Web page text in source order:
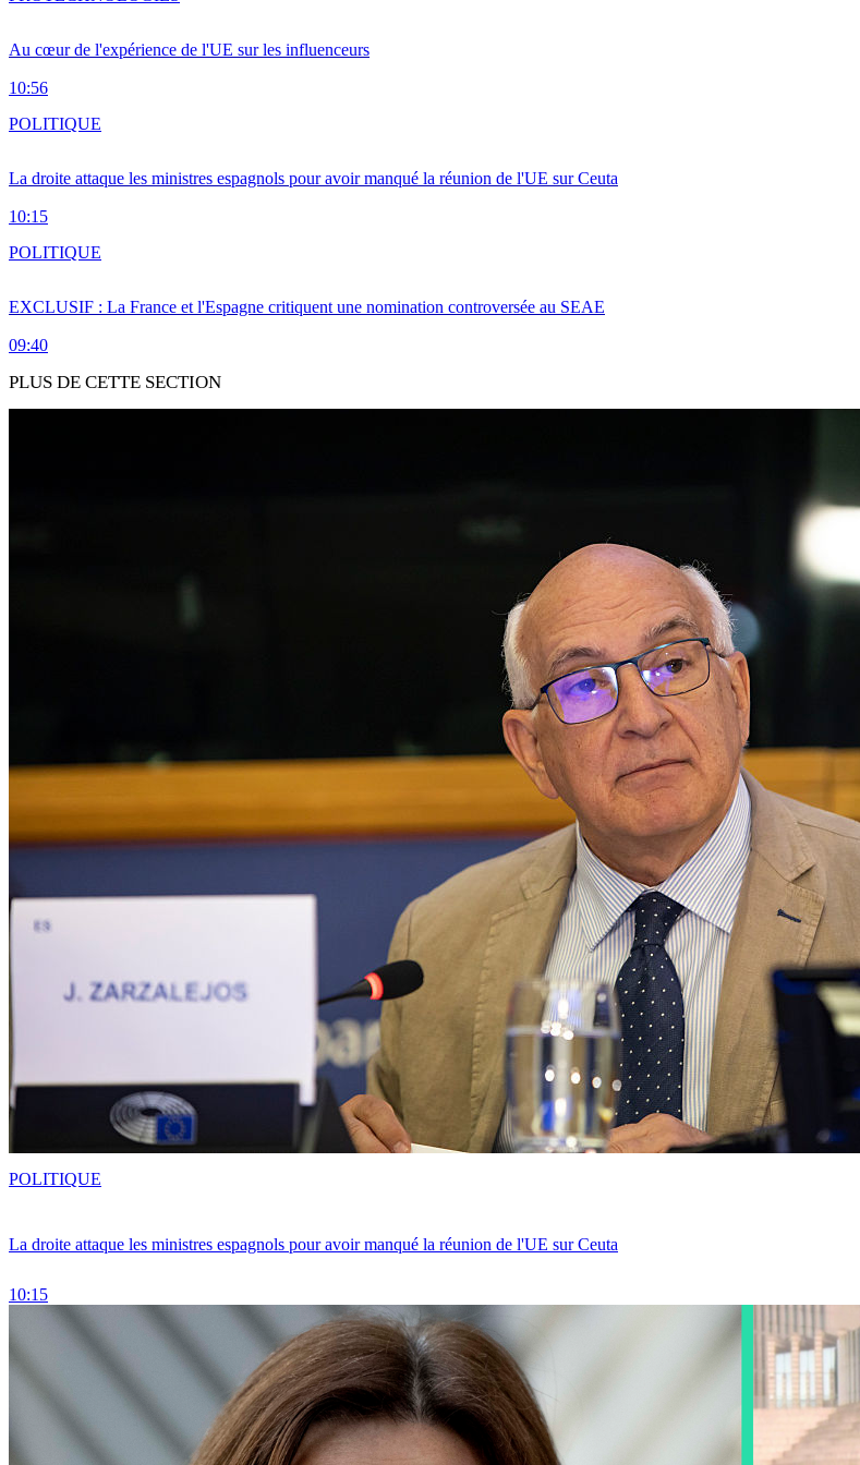
Au cœur de l'expérience de l'UE sur les influenceurs
10:56
La droite attaque les ministres espagnols pour avoir manqué la réunion de l'UE sur Ceuta
10:15
POLITIQUE
EXCLUSIF : La France et l'Espagne critiquent une nomination controversée au SEAE
09:40
POLITIQUE
PLUS DE CETTE SECTION
La droite attaque les ministres espagnols pour avoir manqué la réunion de l'UE sur Ceuta
10:15
POLITIQUE